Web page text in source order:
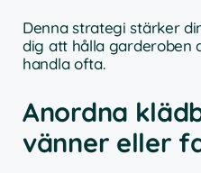
Denna strategi stärker
dig att hålla garderoben
handla ofta.
Anordna
vänner eller